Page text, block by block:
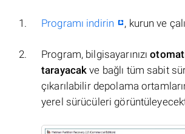
Programı indirin , kurun ve
Program, bilgisayarınızı
tarayacak ve bağlı tüm sabit
çıkarılabilir depolama
yerel sürücüleri